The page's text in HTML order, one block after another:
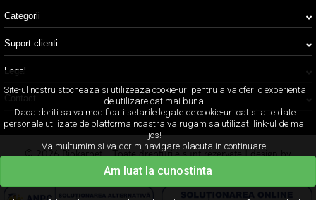
Categorii
Suport clienti
Legal
Contact
© 2026 Biokarpet - Toate drepturile sunt rezervate | design by
Concept24
Site-ul nostru stocheaza si utilizeaza cookie-uri pentru a va oferi o experienta
de utilizare cat mai buna.
Daca doriti sa va modificati setarile legate de cookie-uri cat si alte date
personale utilizate de platforma noastra va rugam sa utilizati link-ul de mai
jos!
Va multumim si va dorim navigare placuta in continuare!
Am luat la cunostinta